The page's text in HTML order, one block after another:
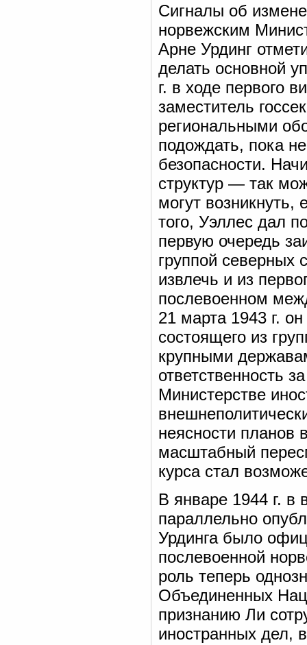
Сигналы об
норвежским
Арне Урдинг
делать основной
г. в ходе первого
заместитель
региональными
подождать, пока
безопасности.
структур — так
могут возникнуть,
того, Уэллес дал
первую очередь
группой
извлечь и из
послевоенном
21 марта 1943 г.
состоящего из
крупными
ответственность
Министерстве
неясности планов
масштабный
курса стал
В январе 1944 г. в
параллельно
Урдинга было
послевоенной
роль теперь
Объединенных
признанию Ли
иностранных дел,